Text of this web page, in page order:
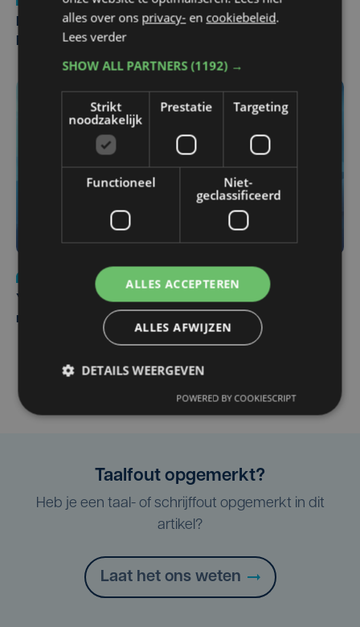
Man en vrouw dood aangetroffen in woning in Sint-
Pieters Brugge
do 6 augustus | 21:30
Yaro (19), slachtoffer van vechtpartij, is na
maandenlange coma overleden
Taalfout opgemerkt?
Heb je een taal- of schrijffout opgemerkt in dit
artikel?
Laat het ons weten
alles over ons privacy- en cookiebeleid.
Lees verder
SHOW ALL PARTNERS(1192) →
Strikt
noodzakelijk
Prestatie Targeting
Functioneel
Niet-
geclassificeerd
ALLES ACCEPTEREN
ALLES AFWIJZEN
DETAILS WEERGEVEN
POWERED BY COOKIESCRIPT